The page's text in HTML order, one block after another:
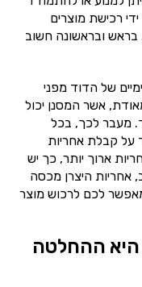
רכישת מוצרים
ובראשונה חשוב
של הדוד מפני
אשר המסנן יכול
מעבר לכך, בכל
קבלת אחריות
ארוך יותר, כך יש
אחריות היצרן מכסה
לכם לרכוש מוצר
ההחלטה